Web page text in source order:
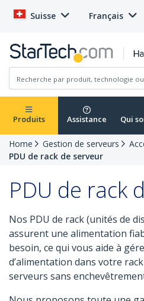
Suisse Français
Produits Assistance Qui
Home Gestion de serveurs
PDU de rack de serveur
PDU de rack
Nos PDU de rack (unités de
assurent une alimentation
besoin, ce qui vous aide à
d’alimentation dans votre
serveurs sans